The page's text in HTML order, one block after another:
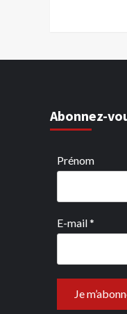
Abonnez-
Prénom
E-mail*